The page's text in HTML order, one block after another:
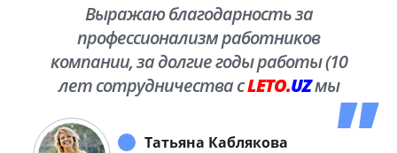
Выражаю благодарность за
профессионализм работников
компании, за долгие годы работы (10
лет сотрудничества сLETO.UZмы
необъятной Родины.
Татьяна Каблякова